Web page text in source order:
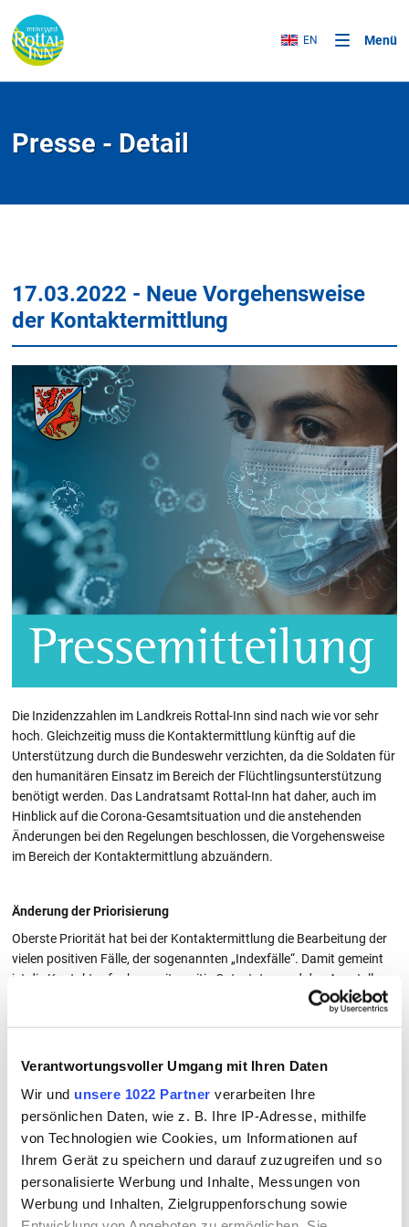
Verantwortungsvoller Umgang mit Ihren Daten
Wir und unsere 1022 Partner verarbeiten Ihre
persönlichen Daten, wie z. B. Ihre IP-Adresse, mithilfe
von Technologien wie Cookies, um Informationen auf
Ihrem Gerät zu speichern und darauf zuzugreifen und so
personalisierte Werbung und Inhalte, Messungen von
Werbung und Inhalten, Zielgruppenforschung sowie
EN Menü
Presse - Detail
17.03.2022 - Neue Vorgehensweise
der Kontaktermittlung
Die Inzidenzzahlen im Landkreis Rottal-Inn sind nach wie vor sehr
hoch. Gleichzeitig muss die Kontaktermittlung künftig auf die
Unterstützung durch die Bundeswehr verzichten, da die Soldaten für
den humanitären Einsatz im Bereich der Flüchtlingsunterstützung
benötigt werden. Das Landratsamt Rottal-Inn hat daher, auch im
Hinblick auf die Corona-Gesamtsituation und die anstehenden
Änderungen bei den Regelungen beschlossen, die Vorgehensweise
im Bereich der Kontaktermittlung abzuändern.
Änderung der Priorisierung
Oberste Priorität hat bei der Kontaktermittlung die Bearbeitung der
vielen positiven Fälle, der sogenannten „Indexfälle“. Damit gemeint
ist die Kontaktaufnahme mit positiv Getesteten und das Ausstellen
von Quarantänebescheinigungen, die viele insbesondere zur Vorlage
geltenden Regelungen (geöffnete Discos ohne Maskenpflicht etc.)
zurückgefahren und erfolgt nur noch bei vulnerablen
Kontaktpersonen (Heime, etc.). Positiv Getestete werden daher
gebeten, ihre direkten Kontakte selbst über ihre Corona-Infektion zu
informieren. Allen direkten Kontaktpersonen legt das Landratsamt
eine vorrübergehende Kontaktreduzierung bzw. freiwillige
Selbstisolierung und vor allem eine stetige Testung durch
Schnelltests nahe.